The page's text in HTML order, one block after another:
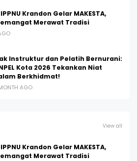
IPPNU Krandon Gelar MAKESTA,
Merawat Tradisi
Instruktur dan Pelatih Bernurani:
Kota 2026 Tekankan Niat
Berkhidmat!
AGO
View all
IPPNU Krandon Gelar MAKESTA,
Merawat Tradisi